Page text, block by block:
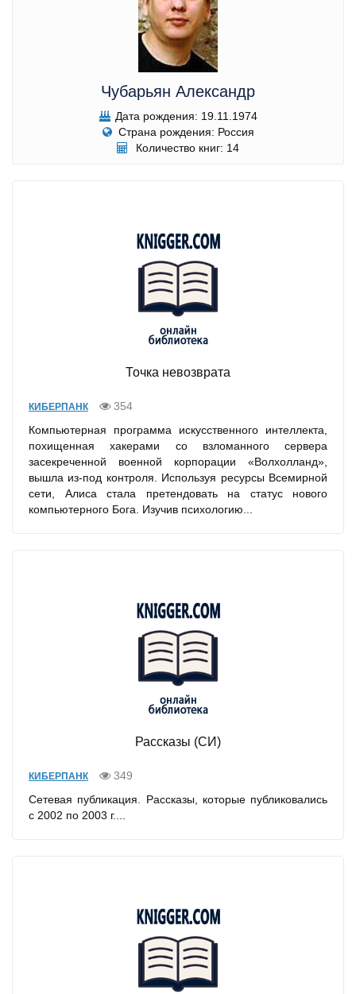
Чубарьян Александр
Дата рождения: 19.11.1974
Страна рождения: Россия
Количество книг: 14
Точка невозврата
КИБЕРПАНК
354
Компьютерная программа искусственного интеллекта,
похищенная хакерами со взломанного сервера
засекреченной военной корпорации «Волхолланд»,
вышла из-под контроля. Используя ресурсы Всемирной
сети, Алиса стала претендовать на статус нового
компьютерного Бога. Изучив психологию...
Рассказы (СИ)
КИБЕРПАНК
349
Сетевая публикация. Рассказы, которые публиковались
с 2002 по 2003 г....